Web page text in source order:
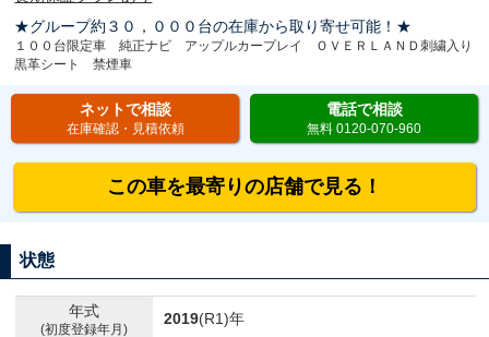
★グループ約３０，０００台の在庫から取り寄せ可能！★
１００台限定車 純正ナビ アップルカープレイ ＯＶＥＲＬＡＮＤ刺繍入り
黒革シート 禁煙車
ネットで相談
在庫確認・見積依頼
電話で相談
無料 0120-070-960
この車を最寄りの店舗で見る！
状態
年式
(初度登録年月)
2019(R1)年